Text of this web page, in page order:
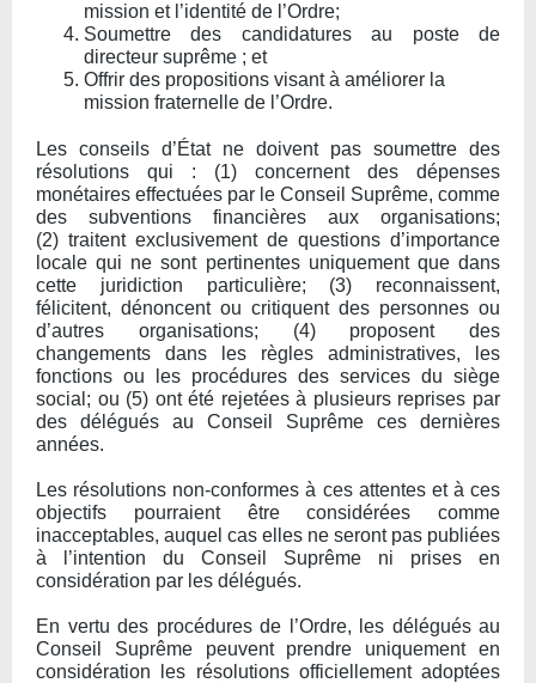
mission et l’identité de l’Ordre;
Soumettre des candidatures au poste de
directeur suprême ; et
Offrir des propositions visant à améliorer la
mission fraternelle de l’Ordre.
Les conseils d’État ne doivent pas soumettre des
résolutions qui : (1) concernent des dépenses
monétaires effectuées par le Conseil Suprême, comme
des subventions financières aux organisations;
(2) traitent exclusivement de questions d’importance
locale qui ne sont pertinentes uniquement que dans
cette juridiction particulière; (3) reconnaissent,
félicitent, dénoncent ou critiquent des personnes ou
d’autres organisations; (4) proposent des
changements dans les règles administratives, les
fonctions ou les procédures des services du siège
social; ou (5) ont été rejetées à plusieurs reprises par
des délégués au Conseil Suprême ces dernières
années.
Les résolutions non-conformes à ces attentes et à ces
objectifs pourraient être considérées comme
inacceptables, auquel cas elles ne seront pas publiées
à l’intention du Conseil Suprême ni prises en
considération par les délégués.
En vertu des procédures de l’Ordre, les délégués au
Conseil Suprême peuvent prendre uniquement en
considération les résolutions officiellement adoptées